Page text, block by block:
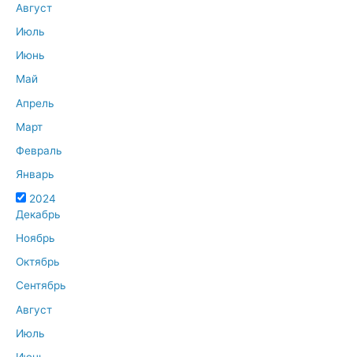
Август
Июль
Июнь
Май
Апрель
Март
Февраль
Январь
2024
Декабрь
Ноябрь
Октябрь
Сентябрь
Август
Июль